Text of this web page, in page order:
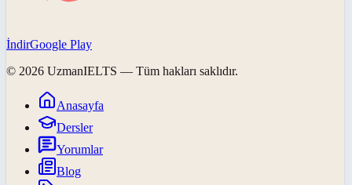
İndirGoogle Play
© 2026 UzmanIELTS — Tüm hakları saklıdır.
Anasayfa
Dersler
Yorumlar
Blog